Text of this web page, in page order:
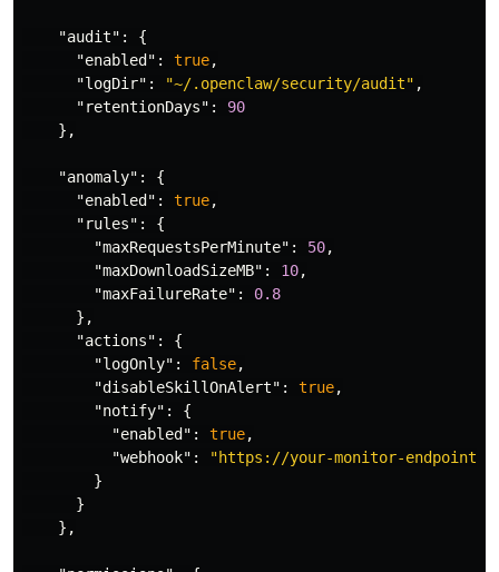
"audit" :
{
"enabled" : true,
"logDir" : "~/.openclaw/security/audit" ,
"retentionDays" :
90
},
"anomaly" :
{
"enabled" : true,
"rules" :
{
"maxRequestsPerMinute" : 50,
"maxDownloadSizeMB" : 10,
"maxFailureRate" :
0.8
},
"actions" :
{
"logOnly" : false,
"disableSkillOnAlert" : true,
"notify" :
{
"enabled" : true,
"webhook" :
"https://your-monitor-endpoint"
}
}
},